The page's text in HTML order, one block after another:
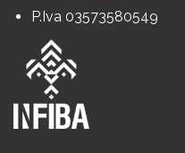
P.Iva 03573580549